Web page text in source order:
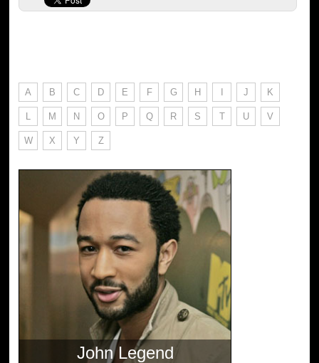
A B C D E F G H I J K
L M N O P Q R S T U V
W X Y Z
John Legend